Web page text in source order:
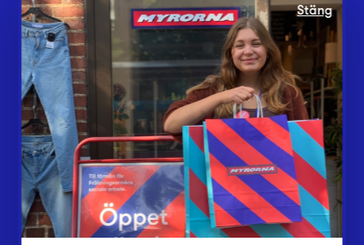
Webbshop
Butiker
Lämna in
Vårt överskott
Inlämningsplatser
Om Myrorna
Lediga jobb
Pressrum
Stäng